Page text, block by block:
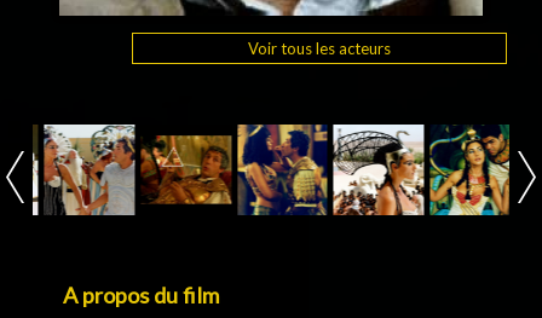
Voir tous les acteurs
A propos du film